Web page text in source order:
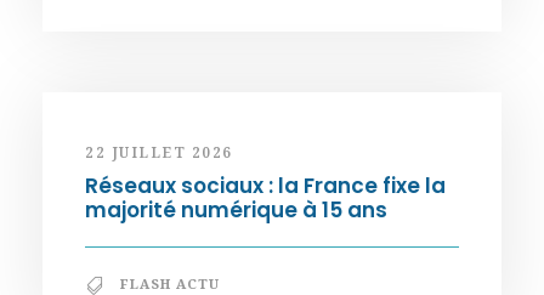
22 JUILLET 2026
Réseaux sociaux : la France fixe la
majorité numérique à 15 ans
FLASH ACTU